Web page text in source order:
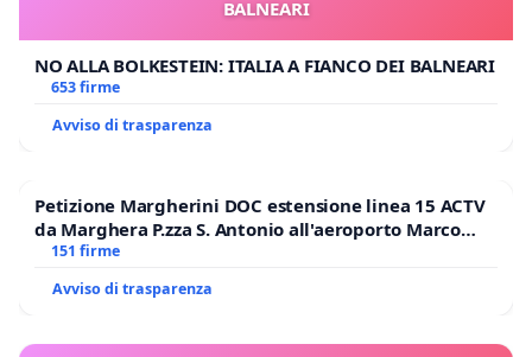
BALNEARI
NO ALLA BOLKESTEIN: ITALIA A FIANCO DEI BALNEARI
653 firme
Avviso di trasparenza
Petizione Margherini DOC estensione linea 15 ACTV
da Marghera P.zza S. Antonio all'aeroporto Marco
Polo tariffa a € 1,50
151 firme
Avviso di trasparenza